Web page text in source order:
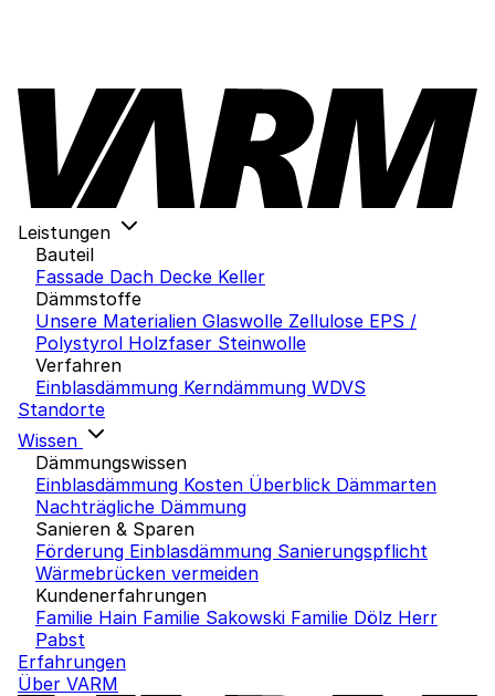
Leistungen
Bauteil
Fassade Dach Decke Keller
Dämmstoffe
Unsere Materialien Glaswolle Zellulose EPS /
Polystyrol Holzfaser Steinwolle
Verfahren
Einblasdämmung Kerndämmung WDVS
Standorte
Wissen
Dämmungswissen
Einblasdämmung Kosten Überblick Dämmarten
Nachträgliche Dämmung
Sanieren & Sparen
Förderung Einblasdämmung Sanierungspflicht
Wärmebrücken vermeiden
Kundenerfahrungen
Familie Hain Familie Sakowski Familie Dölz Herr
Pabst
Erfahrungen
Über VARM